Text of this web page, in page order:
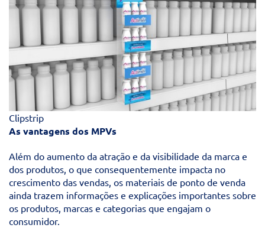
Clipstrip
As vantagens dos MPVs
Além do aumento da atração e da visibilidade da marca e
dos produtos, o que consequentemente impacta no
crescimento das vendas, os materiais de ponto de venda
ainda trazem informações e explicações importantes sobre
os produtos, marcas e categorias que engajam o
consumidor.